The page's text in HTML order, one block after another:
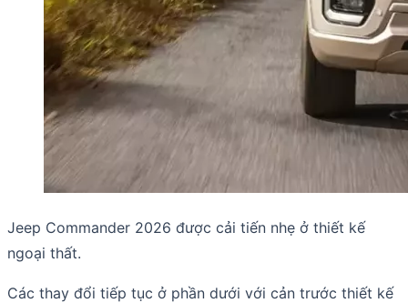
Jeep Commander 2026 được cải tiến nhẹ ở thiết kế
ngoại thất.
Các thay đổi tiếp tục ở phần dưới với cản trước thiết kế